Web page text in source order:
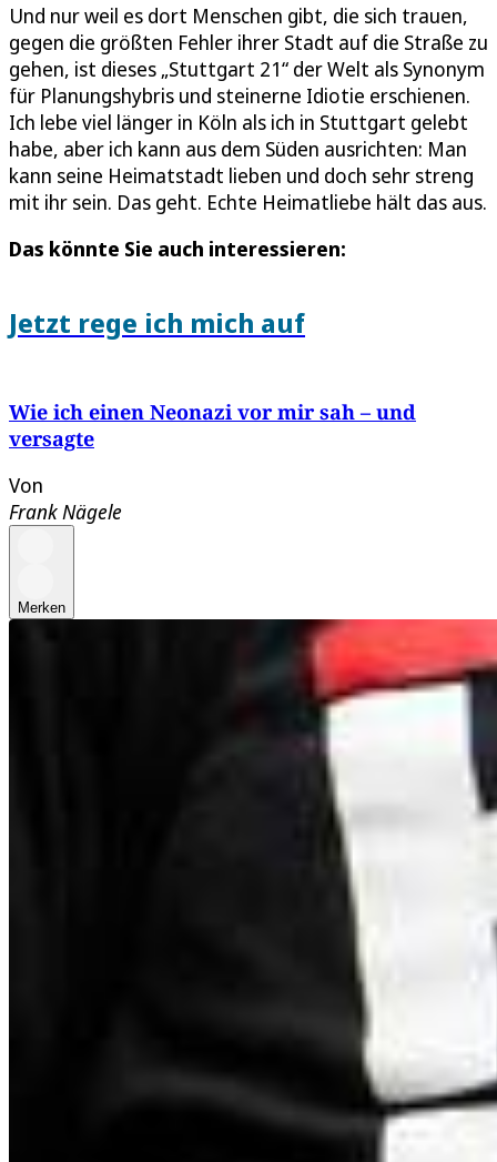
Und nur weil es dort Menschen gibt, die sich trauen,
gegen die größten Fehler ihrer Stadt auf die Straße zu
gehen, ist dieses „Stuttgart 21“ der Welt als Synonym
für Planungshybris und steinerne Idiotie erschienen.
Ich lebe viel länger in Köln als ich in Stuttgart gelebt
habe, aber ich kann aus dem Süden ausrichten: Man
kann seine Heimatstadt lieben und doch sehr streng
mit ihr sein. Das geht. Echte Heimatliebe hält das aus.
Das könnte Sie auch interessieren:
Jetzt rege ich mich auf
Wie ich einen Neonazi vor mir sah – und
versagte
Von
Frank Nägele
Merken